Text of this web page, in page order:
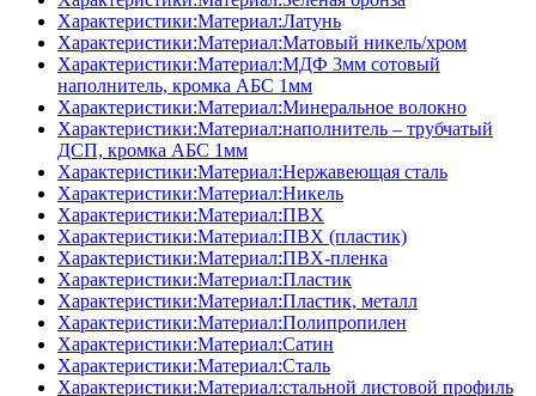
Характеристики:Материал:Латунь
Характеристики:Материал:Матовый никель/хром
Характеристики:Материал:МДФ 3мм сотовый
наполнитель, кромка AБC 1мм
Характеристики:Материал:Минеральное волокно
Характеристики:Материал:наполнитель – трубчатый
ДСП, кромка AБC 1мм
Характеристики:Материал:Нержавеющая сталь
Характеристики:Материал:Никель
Характеристики:Материал:ПВХ
Характеристики:Материал:ПВХ (пластик)
Характеристики:Материал:ПВХ-пленка
Характеристики:Материал:Пластик
Характеристики:Материал:Пластик, металл
Характеристики:Материал:Полипропилен
Характеристики:Материал:Сатин
Характеристики:Материал:Сталь
Характеристики:Материал:стальной листовой профиль